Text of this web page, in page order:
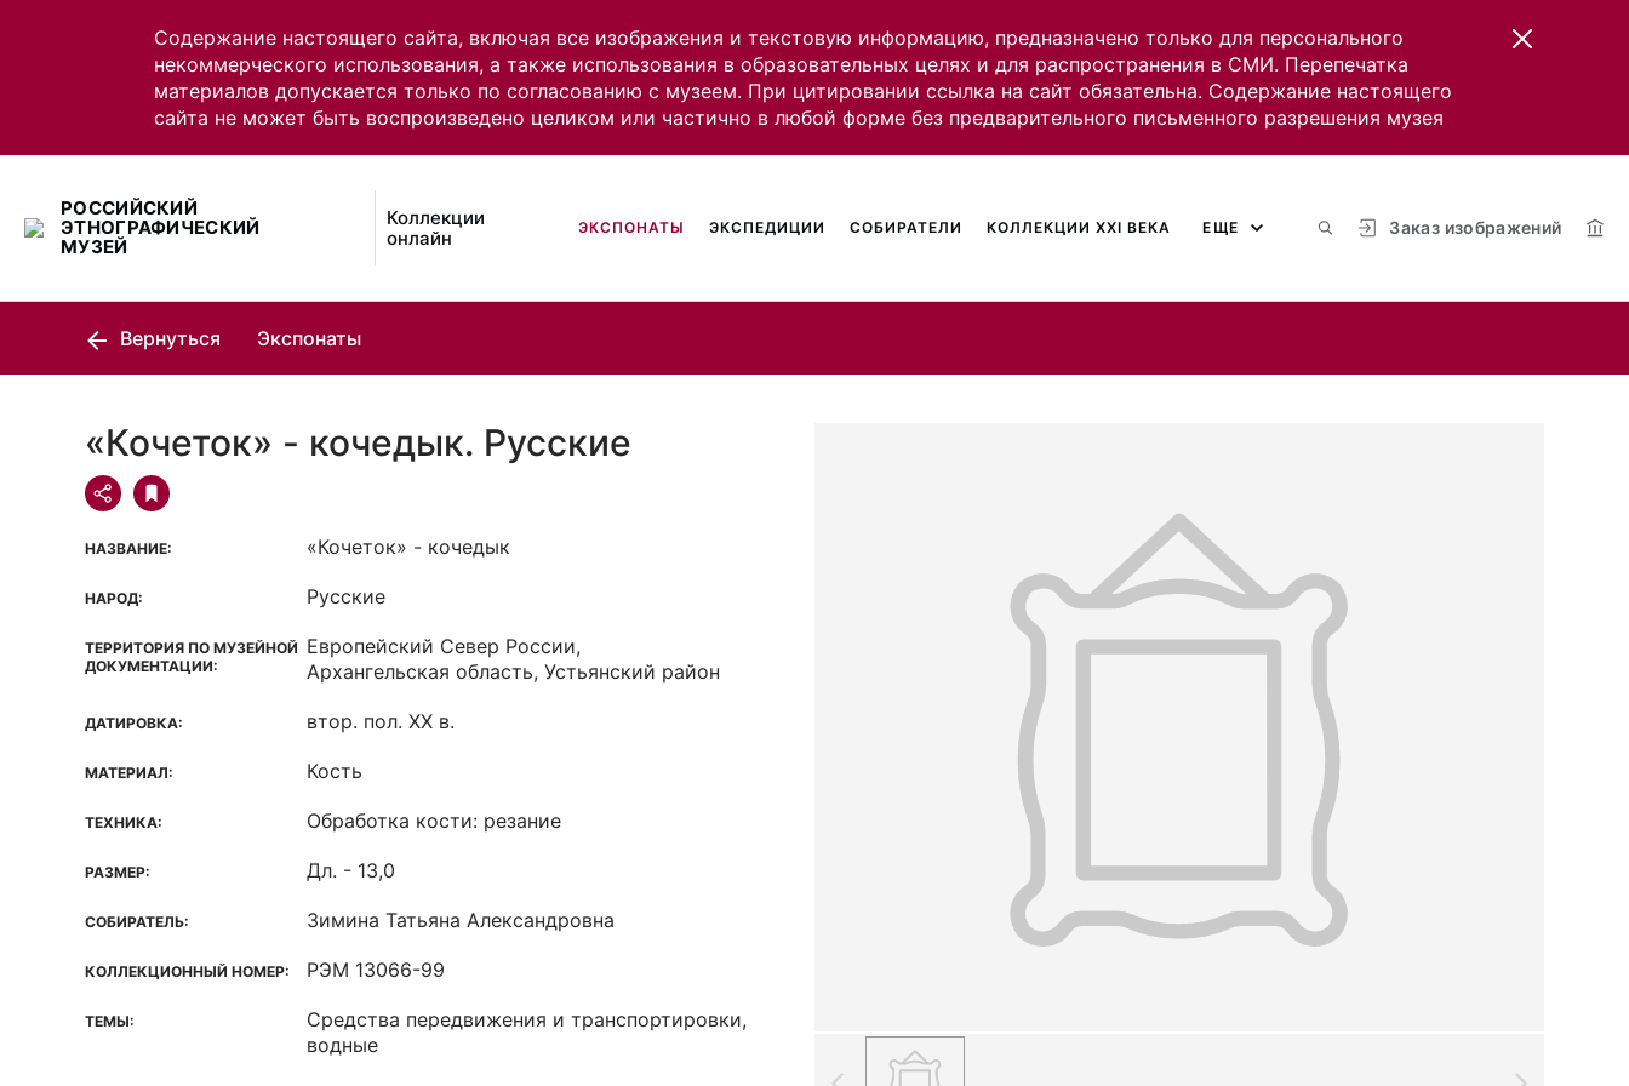
Содержание настоящего сайта, включая все изображения и текстовую информацию, предназначено только для персонального
некоммерческого использования, а также использования в образовательных целях и для распространения в СМИ. Перепечатка
материалов допускается только по согласованию с музеем. При цитировании ссылка на сайт обязательна. Содержание настоящего
сайта не может быть воспроизведено целиком или частично в любой форме без предварительного письменного разрешения музея
РОССИЙСКИЙ
ЭТНОГРАФИЧЕСКИЙ
МУЗЕЙ
Коллекции
онлайн
Заказ изображений
ЭКСПОНАТЫ ЭКСПЕДИЦИИ СОБИРАТЕЛИ КОЛЛЕКЦИИ XXI ВЕКА ЕЩЕ
Вернуться Экспонаты
«Кочеток» - кочедык. Русские
НАЗВАНИЕ: «Кочеток» - кочедык
НАРОД: Русские
ТЕРРИТОРИЯ ПО МУЗЕЙНОЙ
ДОКУМЕНТАЦИИ:
Европейский Север России,
Архангельская область, Устьянский район
ДАТИРОВКА: втор. пол. XX в.
МАТЕРИАЛ: Кость
ТЕХНИКА: Обработка кости: резание
РАЗМЕР: Дл. - 13,0
СОБИРАТЕЛЬ: Зимина Татьяна Александровна
КОЛЛЕКЦИОННЫЙ НОМЕР: РЭМ 13066-99
ТЕМЫ:
Средства передвижения и транспортировки,
водные